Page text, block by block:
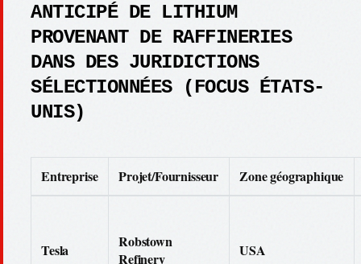
ANTICIPÉ DE LITHIUM
PROVENANT DE RAFFINERIES
DANS DES JURIDICTIONS
SÉLECTIONNÉES (FOCUS ÉTATS-
UNIS)
Entreprise Projet/Fournisseur Zone géographique
Tesla
Robstown
Refinery
USA